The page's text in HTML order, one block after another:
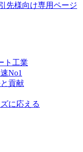
ト工業
No1
貢献
に応える